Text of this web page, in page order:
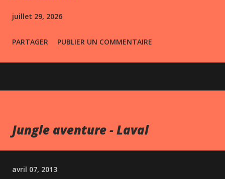
juillet 29, 2026
PARTAGER PUBLIER UN COMMENTAIRE
Jungle aventure - Laval
avril 07, 2013